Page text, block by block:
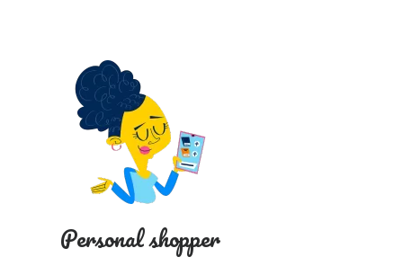
Personal shopper